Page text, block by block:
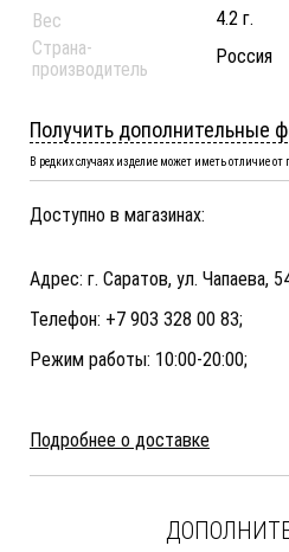
Вес
4.2 г.
Страна-
производитель
Россия
Получить дополнительные
В редких случаях изделие может иметь отличие от
Доступно в магазинах:
Адрес: г. Саратов, ул. Чапаева,
Телефон: +7 903 328 00 83;
Режим работы: 10:00-20:00;
Подробнее о доставке